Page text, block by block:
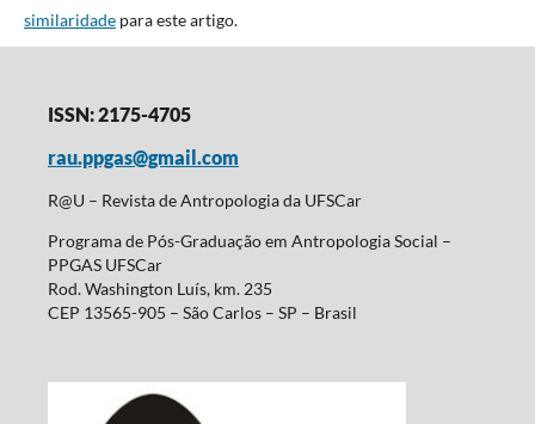
similaridadepara este artigo.
ISSN: 2175-4705
rau.ppgas@gmail.com
R@U – Revista de Antropologia da UFSCar
Programa de Pós-Graduação em Antropologia Social –
PPGAS UFSCar
Rod. Washington Luís, km. 235
CEP 13565-905 – São Carlos – SP – Brasil